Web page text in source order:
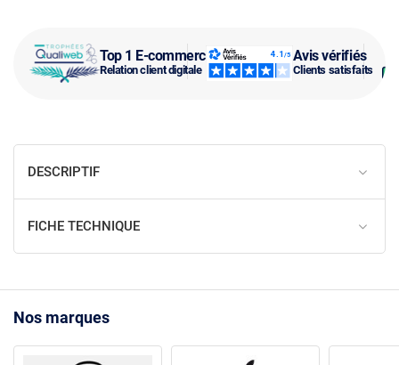
Top 1 E-commerce
Relation client digitale
Avis vérifiés
Clients satisfaits
DESCRIPTIF
FICHE TECHNIQUE
Nos marques